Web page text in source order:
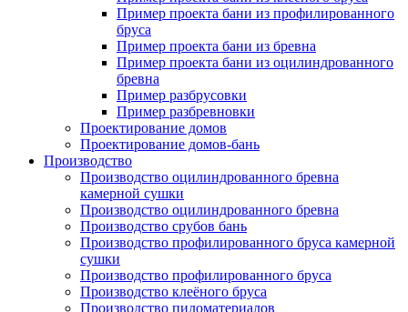
Пример проекта бани из профилированного
бруса
Пример проекта бани из бревна
Пример проекта бани из оцилиндрованного
бревна
Пример разбрусовки
Пример разбревновки
Проектирование домов
Проектирование домов-бань
Производство
Производство оцилиндрованного бревна
камерной сушки
Производство оцилиндрованного бревна
Производство срубов бань
Производство профилированного бруса камерной
сушки
Производство профилированного бруса
Производство клеёного бруса
Производство пиломатериалов